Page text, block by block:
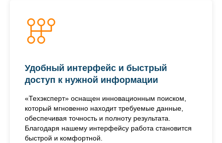
Удобный интерфейс и быстрый
доступ к нужной информации
«Техэксперт» оснащен инновационным поиском,
который мгновенно находит требуемые данные,
обеспечивая точность и полноту результата.
Благодаря нашему интерфейсу работа становится
быстрой и комфортной.